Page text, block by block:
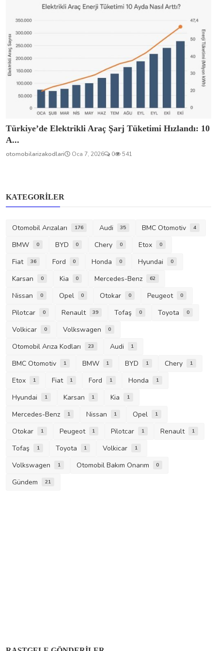
Türkiye’de Elektrikli Araç Şarj Tüketimi Hızlandı: 10
A...
otomobilarizakodlari Oca 7, 2026 0 541
KATEGORILER
Otomobil Arızaları 176 Audi 35 BMC Otomotiv 4
BMW 0 BYD 0 Chery 0 Etox 0
Fiat 36 Ford 0 Honda 0 Hyundai 0
Karsan 0 Kia 0 Mercedes-Benz 62
Nissan 0 Opel 0 Otokar 0 Peugeot 0
Pilotcar 0 Renault 39 Tofaş 0 Toyota 0
Volkicar 0 Volkswagen 0
Otomobil Arıza Kodları 23 Audi 1
BMC Otomotiv 1 BMW 1 BYD 1 Chery 1
Etox 1 Fiat 1 Ford 1 Honda 1
Hyundai 1 Karsan 1 Kia 1
Mercedes-Benz 1 Nissan 1 Opel 1
Otokar 1 Peugeot 1 Pilotcar 1 Renault 1
Tofaş 1 Toyota 1 Volkicar 1
Volkswagen 1 Otomobil Bakım Onarım 0
Gündem 21